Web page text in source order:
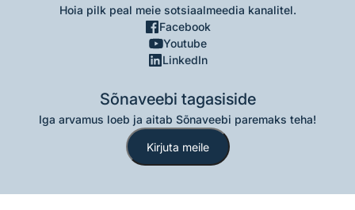
Hoia pilk peal meie sotsiaalmeedia kanalitel.
Facebook
Youtube
LinkedIn
Sõnaveebi tagasiside
Iga arvamus loeb ja aitab Sõnaveebi paremaks teha!
Kirjuta meile